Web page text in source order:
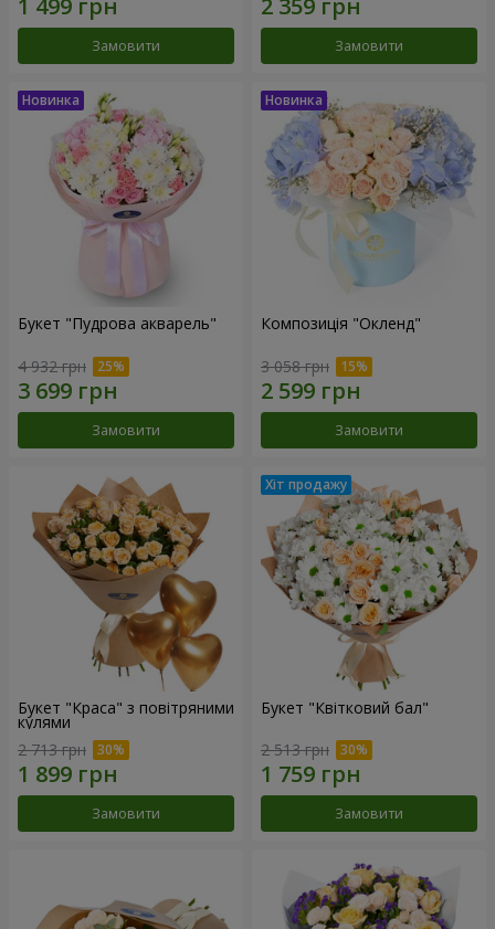
Замовити Замовити
Букет "Пудрова акварель"
4 932 грн
Замовити
Композиція "Окленд"
3 058 грн
Замовити
Букет "Краса" з повітряними
кулями
2 713 грн
Замовити
Букет "Квітковий бал"
2 513 грн
Замовити